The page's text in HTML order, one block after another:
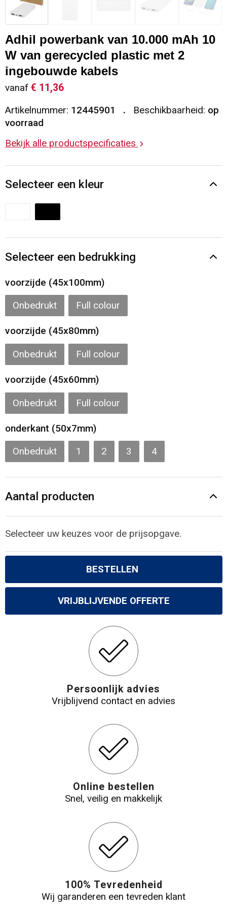
Sleutelhangers en Lanyards
Snoepgoed
Spellen voor binnen en buiten
Veiligheid, Auto en Fiets
Vrije tijd en Strand
Waterflesjes
Themapakketten
Vesten
Gilets
Blazers
Restauranttextiel
Reflecterende vesten
Hoofdbescherming
Reflecterende polo's
Handschoenen en Sjaals
Gehoorbescherming
Oog- en gelaatsbescherming
Caps, Hoeden en Mutsen
Kledingaccessoires
Adhil powerbank van 10.000 mAh 10
W van gerecycled plastic met 2
ingebouwde kabels
vanaf € 11,36
Artikelnummer: 12445901 Beschikbaarheid: op
voorraad
Bekijk alle productspecificaties
Selecteer een kleur
Selecteer een bedrukking
voorzijde (45x100mm)
Onbedrukt Full colour
voorzijde (45x80mm)
Onbedrukt Full colour
voorzijde (45x60mm)
Onbedrukt Full colour
onderkant (50x7mm)
Onbedrukt 1 2 3 4
Aantal producten
Selecteer uw keuzes voor de prijsopgave.
BESTELLEN
VRIJBLIJVENDE OFFERTE
Persoonlijk advies
Vrijblijvend contact en advies
Online bestellen
Snel, veilig en makkelijk
100% Tevredenheid
Wij garanderen een tevreden klant